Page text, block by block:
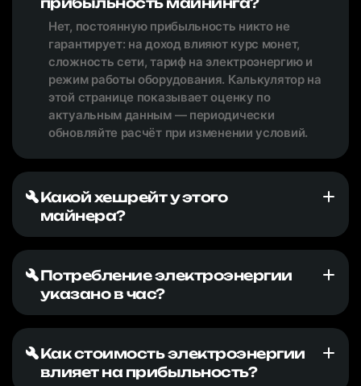
Нет, постоянную прибыльность никто не
гарантирует: на доход влияют курс монет,
сложность сети, тариф на электроэнергию и
режим работы оборудования. Калькулятор на
этой странице показывает оценку по
актуальным данным — периодически
обновляйте расчёт при изменении условий.
Какой хешрейт у этого
майнера?
Потребление электроэнергии
указано в час?
Как стоимость электроэнергии
влияет на прибыльность?